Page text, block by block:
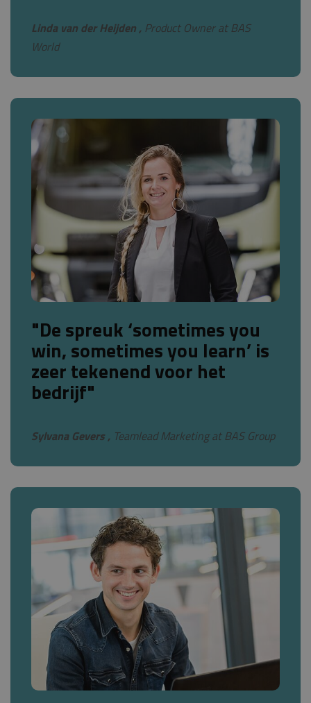
Linda van der Heijden , Product Owner at BAS
World
"De spreuk ‘sometimes you
win, sometimes you learn’ is
zeer tekenend voor het
bedrijf"
Sylvana Gevers , Teamlead Marketing at BAS Group